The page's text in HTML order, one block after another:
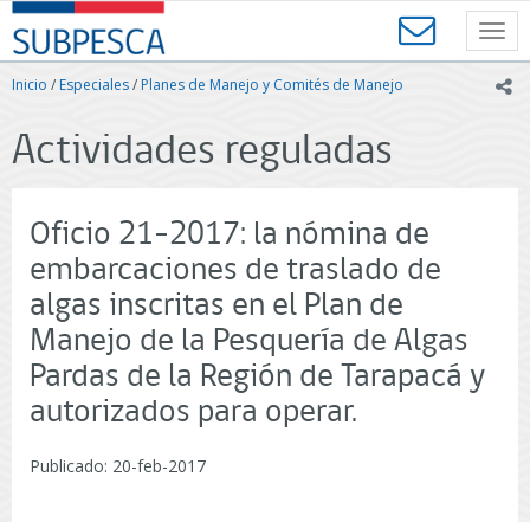
Contenido
principal
SUBPESCA
-
Subsecretaría
y
Acuicultura
Gobierno
de
Chile
Inicio /Especiales/ Planes de Manejo y Comités de Manejo
Actividades reguladas
Oficio 21-2017: la nómina de
embarcaciones de traslado de
algas inscritas en el Plan de
Manejo de la Pesquería de Algas
Pardas de la Región de Tarapacá y
autorizados para operar.
Publicado: 20-feb-2017